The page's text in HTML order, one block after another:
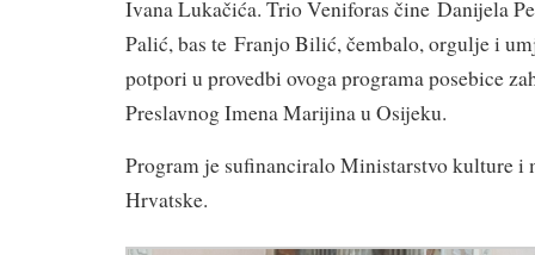
Ivana Lukačića. Trio Veniforas čine Danijela
Palić, bas te Franjo Bilić, čembalo, orgulje i
potpori u provedbi ovoga programa posebice
Preslavnog Imena Marijina u Osijeku.
Program je sufinanciralo Ministarstvo kulture i
Hrvatske.